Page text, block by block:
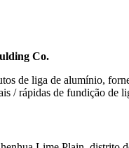
Co.
de liga de alumínio,
/ rápidas de fundição de